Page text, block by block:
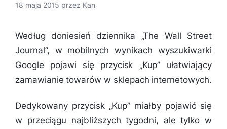
18 maja 2015 przez Kan
Według doniesień dziennika „The Wall Street
Journal”, w mobilnych wynikach wyszukiwarki
Google pojawi się przycisk „Kup” ułatwiający
zamawianie towarów w sklepach internetowych.
Dedykowany przycisk „Kup” miałby pojawić się
w przeciągu najbliższych tygodni, ale tylko w